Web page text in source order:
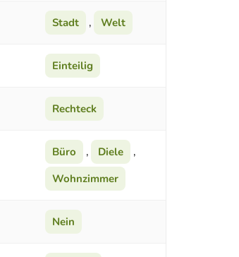
Stadt , Welt
Einteilig
Rechteck
Büro , Diele
,
Wohnzimmer
Nein